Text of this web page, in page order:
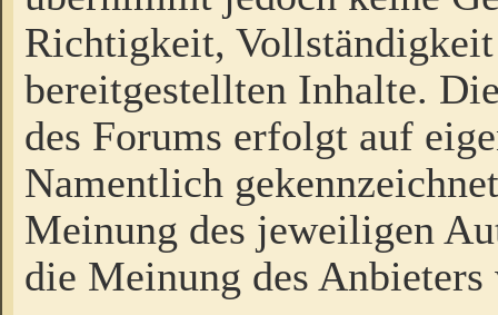
Richtigkeit,
bereitgestellten Inhalte.
des Forums erfolgt auf
Namentlich
Meinung des jeweiligen
die Meinung des Anbieters